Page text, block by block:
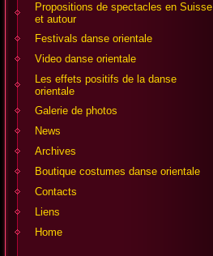
Propositions de spectacles en Suisse
et autour
Festivals danse orientale
Video danse orientale
Les effets positifs de la danse
orientale
Galerie de photos
News
Archives
Boutique costumes danse orientale
Contacts
Liens
Home